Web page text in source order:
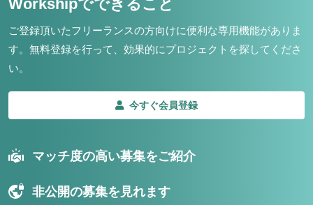
Workshipでできること
ご登録頂いたフリーランスの方向けに便利な専用機能がありま
す。 無料登録を行って、効果的にプロジェクトを探してくださ
い。
今すぐ会員登録
マッチ度の高い募集をご紹介
非公開の募集を見れます